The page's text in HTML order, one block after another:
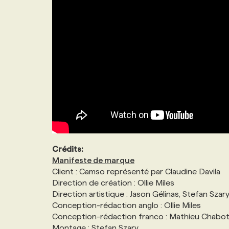
Crédits:
Manifeste de marque
Client : Camso représenté par Claudine Davila
Direction de création : Ollie Miles
Direction artistique : Jason Gélinas, Stefan Szary
Conception-rédaction anglo : Ollie Miles
Conception-rédaction franco : Mathieu Chabot